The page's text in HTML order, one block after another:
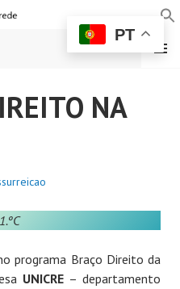
DE
PAREDE
MENU
NA
programa Braço Direito da
UNICRE– departamento
PT